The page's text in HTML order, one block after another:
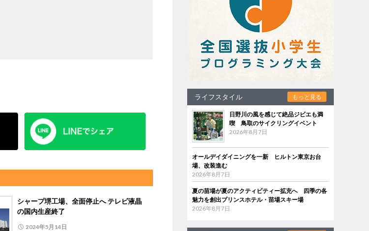
シャープ堺工場、全面停止へ テレビ液晶
の国内生産終了
2024年5月14日
ライフスタイル もっと見る
日野川の風を感じて絶品ジビエも満
喫 鳥取のサイクリングイベント
2026年8月7日
オールデイダイニングを一新 ヒルトン東京お台
場、改装進む
2026年8月7日
夏の苗場が夏のアクティビティー拡充へ 四季の各
魅力を創出プリンスホテル・苗場スキー場
2026年8月7日